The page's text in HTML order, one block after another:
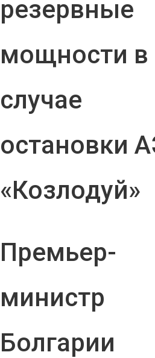
резервные
мощности в
случае
остановки
«Козлодуй»
Премьер-
министр
Болгарии